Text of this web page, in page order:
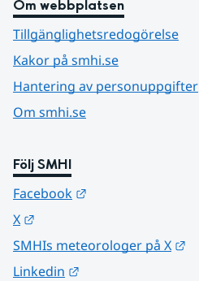
Om webbplatsen
Tillgänglighetsredogörelse
Kakor på smhi.se
Hantering av personuppgifter
Om smhi.se
Följ SMHI
Facebook
X
SMHIs meteorologer på X
Linkedin